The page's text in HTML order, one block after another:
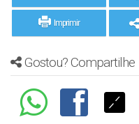
Imprimir
Gostou? Compartilhe